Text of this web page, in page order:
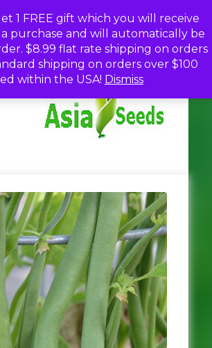
1 FREE gift which you will receive
purchase and will automatically be
$8.99 flat rate shipping on orders
shipping on orders over $100
within the USA! Dismiss